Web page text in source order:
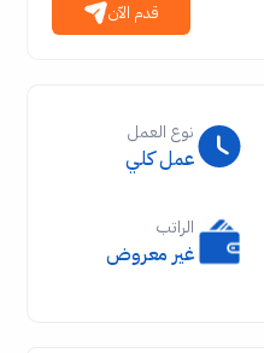
قدم الآن
نوع العمل
عمل كلي
الراتب
غير معروض